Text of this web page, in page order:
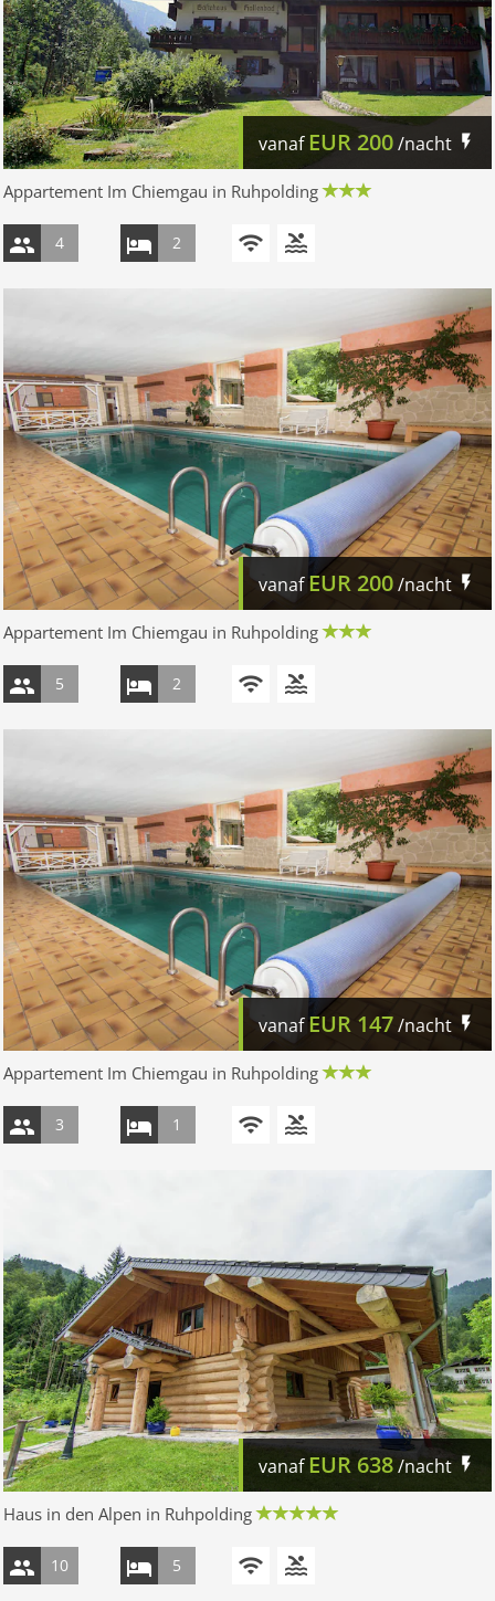
vanafEUR200/nacht
Appartement Im Chiemgau in Ruhpolding
4 2
vanafEUR200/nacht
Appartement Im Chiemgau in Ruhpolding
5 2
vanafEUR 147/nacht
Appartement Im Chiemgau in Ruhpolding
3 1
vanafEUR 638/nacht
Haus in den Alpen in Ruhpolding
10 5